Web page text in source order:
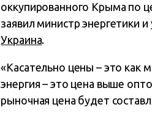
оккупированного Крыма по
заявил министр
Украина.
«Касательно цены – это как
энергия – это цена выше
рыночная цена будет